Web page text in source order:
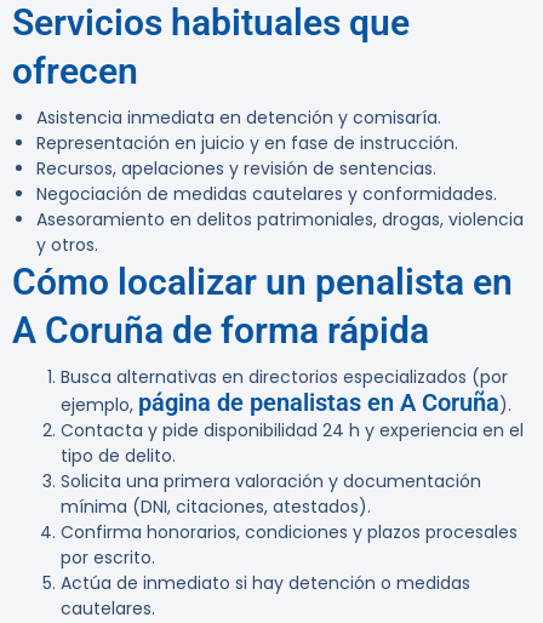
Servicios habituales que
ofrecen
Asistencia inmediata en detención y comisaría.
Representación en juicio y en fase de instrucción.
Recursos, apelaciones y revisión de sentencias.
Negociación de medidas cautelares y conformidades.
Asesoramiento en delitos patrimoniales, drogas, violencia
y otros.
Cómo localizar un penalista en
A Coruña de forma rápida
Busca alternativas en directorios especializados (por
ejemplo, página de penalistas en A Coruña).
Contacta y pide disponibilidad 24 h y experiencia en el
tipo de delito.
Solicita una primera valoración y documentación
mínima (DNI, citaciones, atestados).
Confirma honorarios, condiciones y plazos procesales
por escrito.
Actúa de inmediato si hay detención o medidas
cautelares.